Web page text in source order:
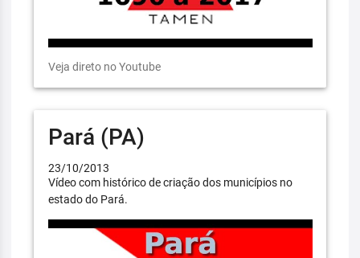
Veja direto no Youtube
Pará (PA)
23/10/2013
Vídeo com histórico de criação dos municípios no
estado do Pará.